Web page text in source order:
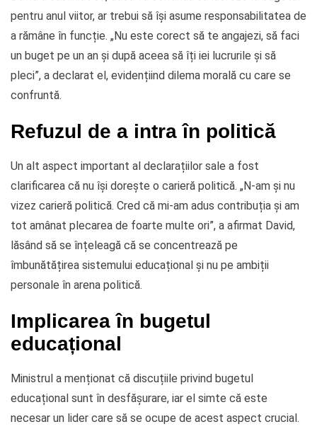
pentru anul viitor, ar trebui să își asume responsabilitatea de
a rămâne în funcție. „Nu este corect să te angajezi, să faci
un buget pe un an și după aceea să îți iei lucrurile și să
pleci”, a declarat el, evidențiind dilema morală cu care se
confruntă.
Refuzul de a intra în politică
Un alt aspect important al declarațiilor sale a fost
clarificarea că nu își dorește o carieră politică. „N-am și nu
vizez carieră politică. Cred că mi-am adus contribuția și am
tot amânat plecarea de foarte multe ori”, a afirmat David,
lăsând să se înțeleagă că se concentrează pe
îmbunătățirea sistemului educațional și nu pe ambiții
personale în arena politică.
Implicarea în bugetul
educațional
Ministrul a menționat că discuțiile privind bugetul
educațional sunt în desfășurare, iar el simte că este
necesar un lider care să se ocupe de acest aspect crucial.